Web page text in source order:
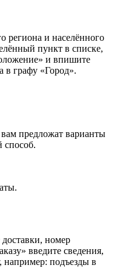
региона и населённого
пункт в списке,
и впишите
в графу «Город».
предложат варианты
способ.
номер
введите сведения,
например: подъезды в